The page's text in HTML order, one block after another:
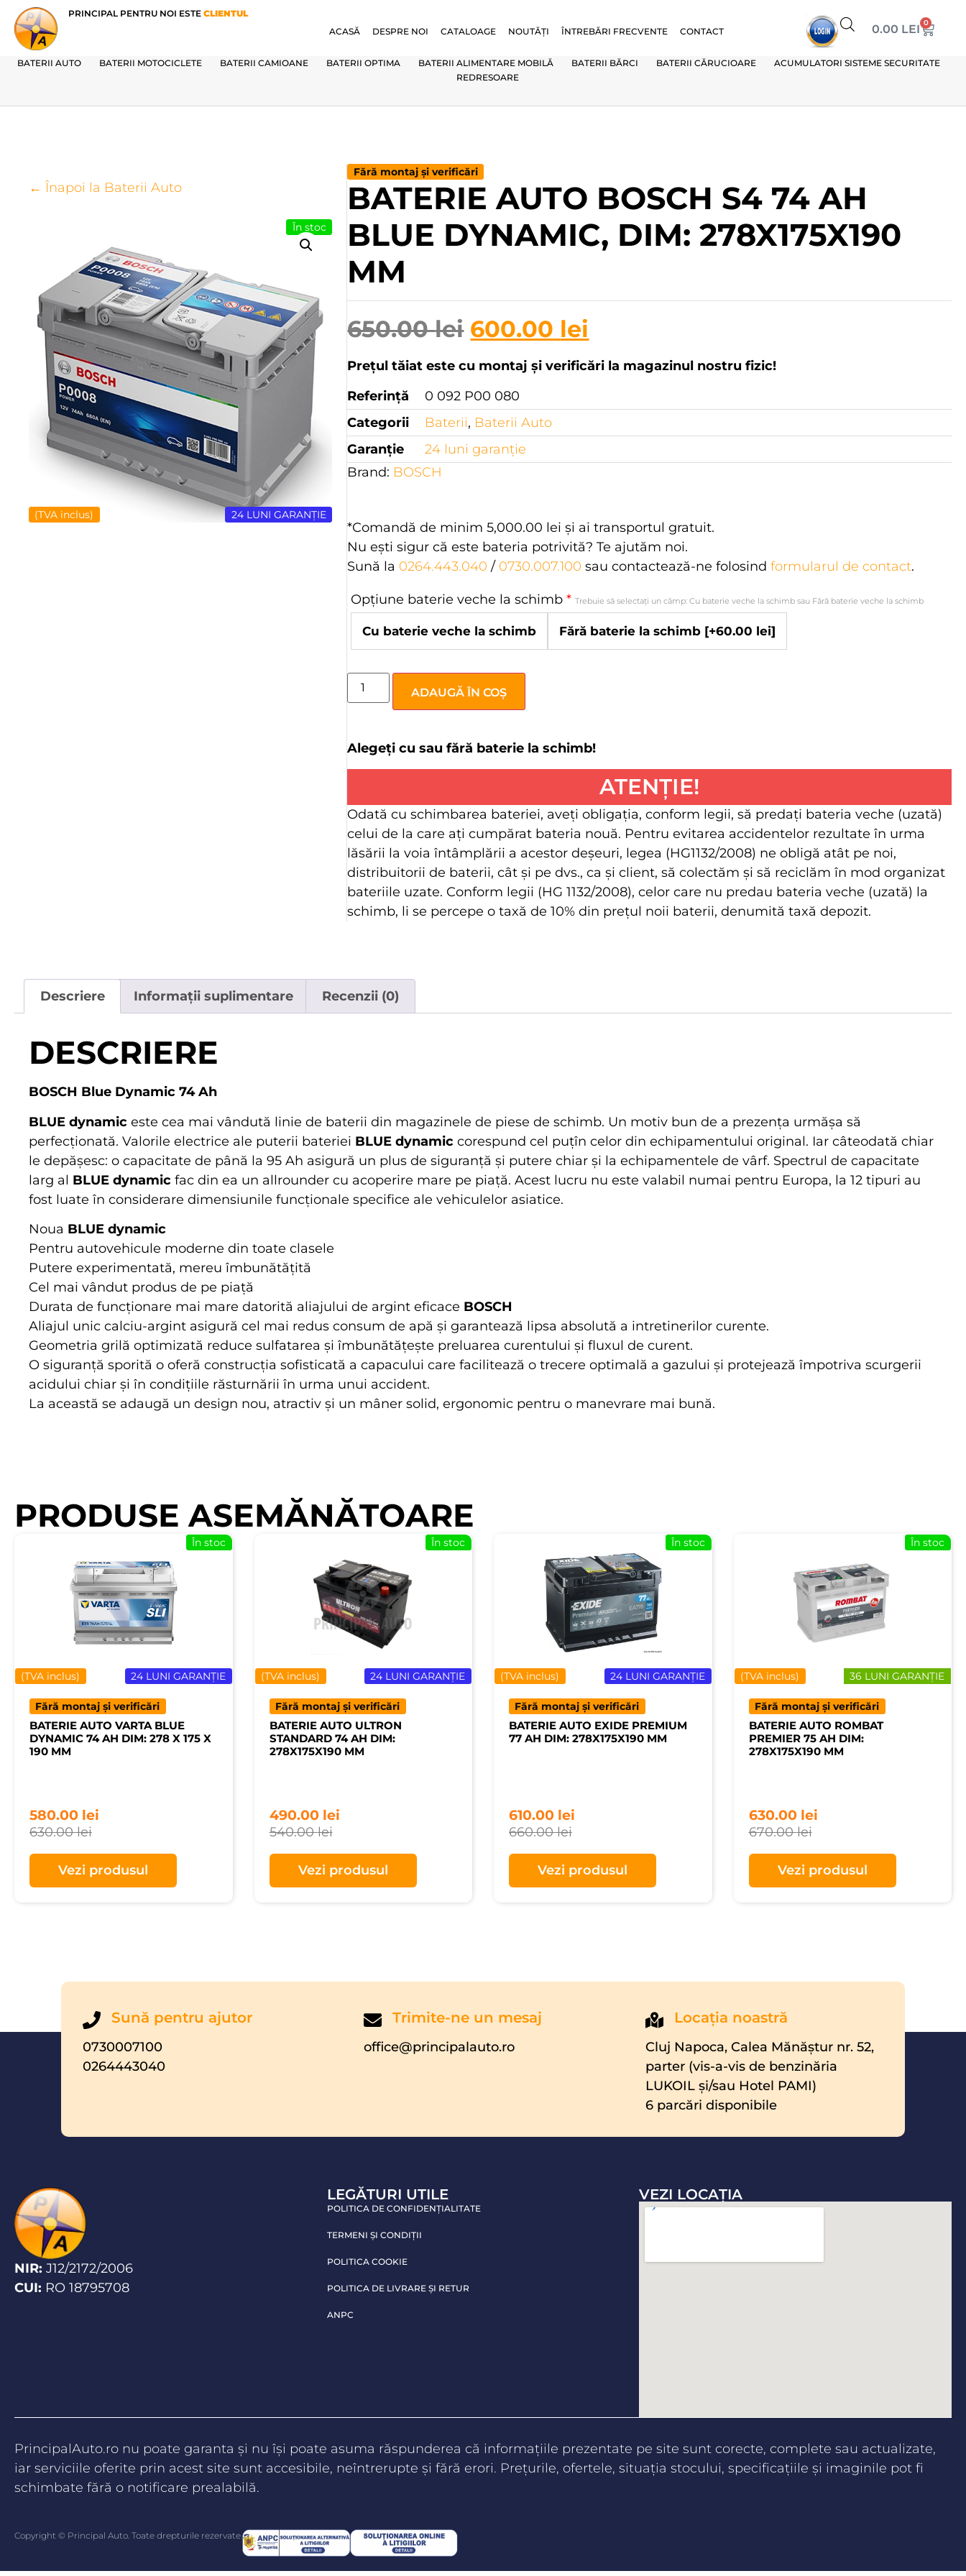
PRINCIPAL PENTRU NOI ESTE CLIENTUL
ACASĂ
DESPRE NOI CATALOAGE NOUTĂȚI ÎNTREBĂRI FRECVENTE CONTACT 0.00 LEI 0
BATERII AUTO BATERII MOTOCICLETE BATERII CAMIOANE BATERII OPTIMA BATERII ALIMENTARE MOBILĂ BATERII BĂRCI BATERII CĂRUCIOARE
ACUMULATORI SISTEME SECURITATE
REDRESOARE
← Înapoi la Baterii Auto
24 LUNI GARANȚIE
(TVA inclus)
În stoc
Fără montaj și verificări
BATERIE AUTO BOSCH S4 74 AH
BLUE DYNAMIC, DIM: 278X175X190
MM
650.00lei 600.00 lei
Prețul tăiat este cu montaj și verificări la magazinul nostru fizic!
Referință
0 092 P00 080
Categorii
Baterii, Baterii Auto
Garanție
24 luni garanţie
Brand: BOSCH
*Comandă de minim5,000.00 lei şi ai transportul gratuit.
Nu eşti sigur că este bateria potrivită? Te ajutăm noi.
Sună la 0264.443.040 / 0730.007.100 sau contactează-ne folosindformularul de contact.
Opțiune baterie veche la schimb * Trebuie să selectați un câmp: Cu baterie veche la schimb sau Fără baterie veche la schimb
Cu baterie veche la schimb Fără baterie la schimb [+60.00 lei]
ADAUGĂ ÎN COȘ
Alegeți cu sau fără baterie la schimb!
ATENȚIE!
Odată cu schimbarea bateriei, aveţi obligaţia, conform legii, să predaţi bateria veche (uzată)
celui de la care aţi cumpărat bateria nouă. Pentru evitarea accidentelor rezultate în urma
lăsării la voia întâmplării a acestor deşeuri, legea (HG1132/2008) ne obligă atât pe noi,
distribuitorii de baterii, cât şi pe dvs., ca şi client, să colectăm şi să reciclăm în mod organizat
bateriile uzate. Conform legii (HG 1132/2008), celor care nu predau bateria veche (uzată) la
schimb, li se percepe o taxă de 10% din preţul noii baterii, denumită taxă depozit.
Descriere Informații suplimentare Recenzii (0)
DESCRIERE
BOSCH Blue Dynamic 74 Ah
BLUE dynamic este cea mai vândută linie de baterii din magazinele de piese de schimb. Un motiv bun de a prezența urmășa să
perfecționată. Valorile electrice ale puterii bateriei BLUE dynamic corespund cel puțîn celor din echipamentului original. Iar câteodată chiar
le depășesc: o capacitate de până la 95 Ah asigură un plus de siguranță și putere chiar și la echipamentele de vârf. Spectrul de capacitate
larg al BLUE dynamic fac din ea un allrounder cu acoperire mare pe piață. Acest lucru nu este valabil numai pentru Europa, la 12 tipuri au
fost luate în considerare dimensiunile funcționale specifice ale vehiculelor asiatice.
Noua BLUE dynamic
Pentru autovehicule moderne din toate clasele
Putere experimentată, mereu îmbunătățită
Cel mai vândut produs de pe piață
Durata de funcționare mai mare datorită aliajului de argint eficace BOSCH
Aliajul unic calciu-argint asigură cel mai redus consum de apă și garantează lipsa absolută a intretinerilor curente.
Geometria grilă optimizată reduce sulfatarea și îmbunătățește preluarea curentului și fluxul de curent.
O siguranță sporită o oferă construcția sofisticată a capacului care facilitează o trecere optimală a gazului și protejează împotriva scurgerii
acidului chiar și în condițiile răsturnării în urma unui accident.
La această se adaugă un design nou, atractiv și un mâner solid, ergonomic pentru o manevrare mai bună.
PRODUSE ASEMĂNĂTOARE
24 LUNI GARANȚIE
(TVA inclus)
În stoc
Fără montaj și verificări
BATERIE AUTO VARTA BLUE
DYNAMIC 74 AH DIM: 278 X 175 X
190 MM
630.00lei
580.00 lei
Vezi produsul
24 LUNI GARANȚIE
(TVA inclus)
În stoc
Fără montaj și verificări
BATERIE AUTO ULTRON
STANDARD 74 AH DIM:
278X175X190 MM
540.00lei
490.00 lei
Vezi produsul
24 LUNI GARANȚIE
(TVA inclus)
În stoc
Fără montaj și verificări
BATERIE AUTO EXIDE PREMIUM
77 AH DIM: 278X175X190 MM
660.00lei
610.00 lei
Vezi produsul
36 LUNI GARANȚIE
(TVA inclus)
În stoc
Fără montaj și verificări
BATERIE AUTO ROMBAT
PREMIER 75 AH DIM:
278X175X190 MM
670.00lei
630.00 lei
Vezi produsul
Sună pentru ajutor
0730007100
0264443040
Trimite-ne un mesaj
office@principalauto.ro
Locaţia noastră
Cluj Napoca, Calea Mănăştur nr. 52,
parter (vis-a-vis de benzinăria
LUKOIL şi/sau Hotel PAMI)
6 parcări disponibile
NIR: J12/2172/2006
CUI: RO 18795708
LEGĂTURI UTILE
POLITICA DE CONFIDENŢIALITATE
TERMENI ŞI CONDIŢII
POLITICA COOKIE
POLITICA DE LIVRARE ŞI RETUR
ANPC
VEZI LOCAŢIA
PrincipalAuto.ro nu poate garanta şi nu îşi poate asuma răspunderea că informaţiile prezentate pe site sunt corecte, complete sau actualizate,
iar serviciile oferite prin acest site sunt accesibile, neîntrerupte şi fără erori. Preţurile, ofertele, situaţia stocului, specificaţiile şi imaginile pot fi
schimbate fără o notificare prealabilă.
Copyright © Principal Auto. Toate drepturile rezervate.